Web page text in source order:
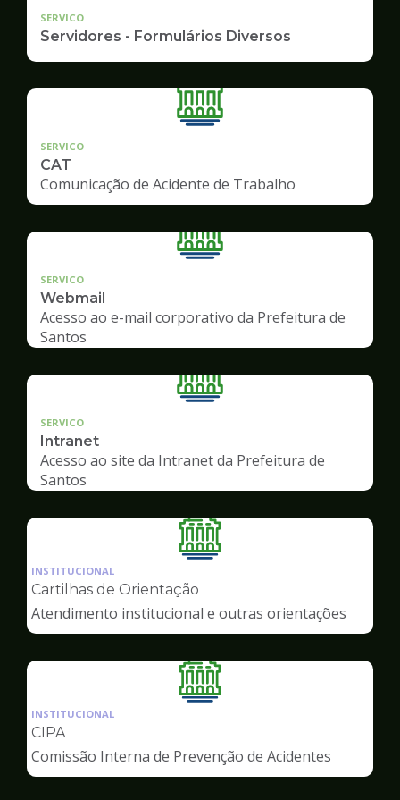
SERVICO
Servidores - Formulários Diversos
SERVICO
CAT
Comunicação de Acidente de Trabalho
SERVICO
Webmail
Acesso ao e-mail corporativo da Prefeitura de
Santos
SERVICO
Intranet
Acesso ao site da Intranet da Prefeitura de
Santos
Ilustração
da
de
Servidor
INSTITUCIONAL
Cartilhas de Orientação
Atendimento institucional e outras orientações
Ilustração
da
Servidor
INSTITUCIONAL
CIPA
Comissão Interna de Prevenção de Acidentes